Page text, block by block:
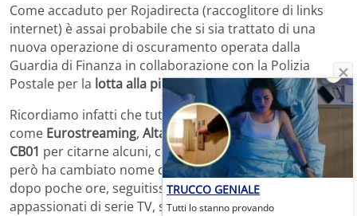
Come accaduto per Rojadirecta (raccoglitore di links
internet) è assai probabile che si sia trattato di una
nuova operazione di oscuramento operata dalla
Guardia di Finanza in collaborazione con la Polizia
Postale per la lotta alla pirateria on line.
Ricordiamo infatti che tutti questi sitistreaming film
come Eurostreaming, Altadefinizione,Guardaseriee
CB01 per citarne alcuni, come del resto Cineblog, che
però ha cambiato nome del dominio ritornando online
dopo poche ore, seguitissimi da parte degli
appassionati di serie TV, sono illegali.
TRUCCO GENIALE
Tutti lo stanno provando